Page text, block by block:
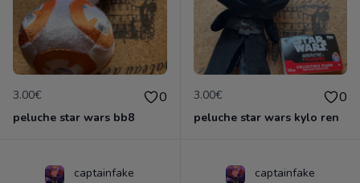
3.00€ 0
peluche star wars bb8
3.00€ 0
peluche star wars kylo ren
captainfake captainfake